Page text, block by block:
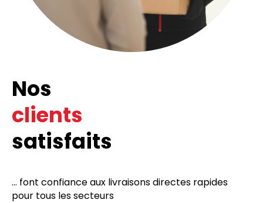
Nos
clients
satisfaits
... font confiance aux livraisons directes rapides
pour tous les secteurs